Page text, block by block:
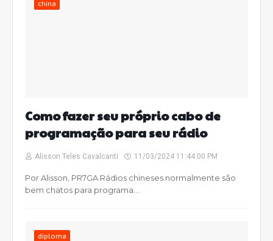
china
Como fazer seu próprio cabo de
programação para seu rádio
Alisson Teles Cavalcanti 11/03/2024 11:44:00 PM
Por Alisson, PR7GA Rádios chineses normalmente são
bem chatos para programa…
diploma